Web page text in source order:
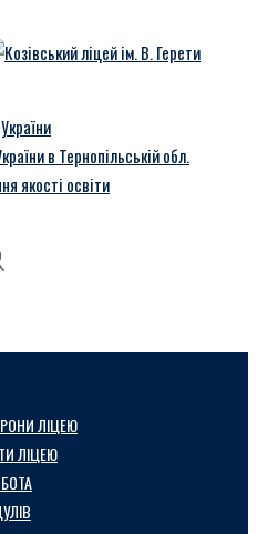
в Тернопільській обл.
якості освіти
ЛІЦЕЮ
ЛІЦЕЮ